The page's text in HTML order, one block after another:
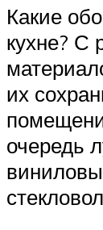
Какие
кухне? С
их
очередь